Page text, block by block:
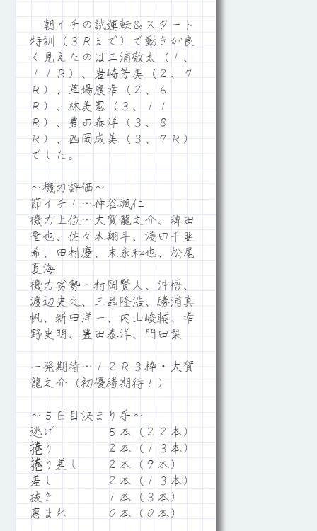
朝イチの試運転＆スタート
特訓（３Ｒまで）で動きが良
く見えたのは三浦敬太（１、
１１Ｒ）、岩崎芳美（２、７
Ｒ）、草場康幸（２、６
Ｒ）、林美憲（３、１１
Ｒ）、豊田泰洋（３、８
Ｒ）、西岡成美（３、７Ｒ）
でした。
～機力評価～
節イチ！…仲谷颯仁
機力上位…大賀龍之介、稗田
聖也、佐々木翔斗、淺田千亜
希、田村慶、末永和也、松尾
夏海
機力劣勢…村岡賢人、沖悟、
渡辺史之、三品隆浩、勝浦真
帆、新田洋一、内山峻輔、幸
野史明、豊田泰洋、門田栞
一発期待…１２Ｒ３枠・大賀
龍之介（初優勝期待！）
～５日目決まり手～
逃げ ５本（２２本）
捲り ２本（１３本）
捲り差し ２本（９本）
差し ２本（１３本）
抜き １本（３本）
恵まれ ０本（０本）